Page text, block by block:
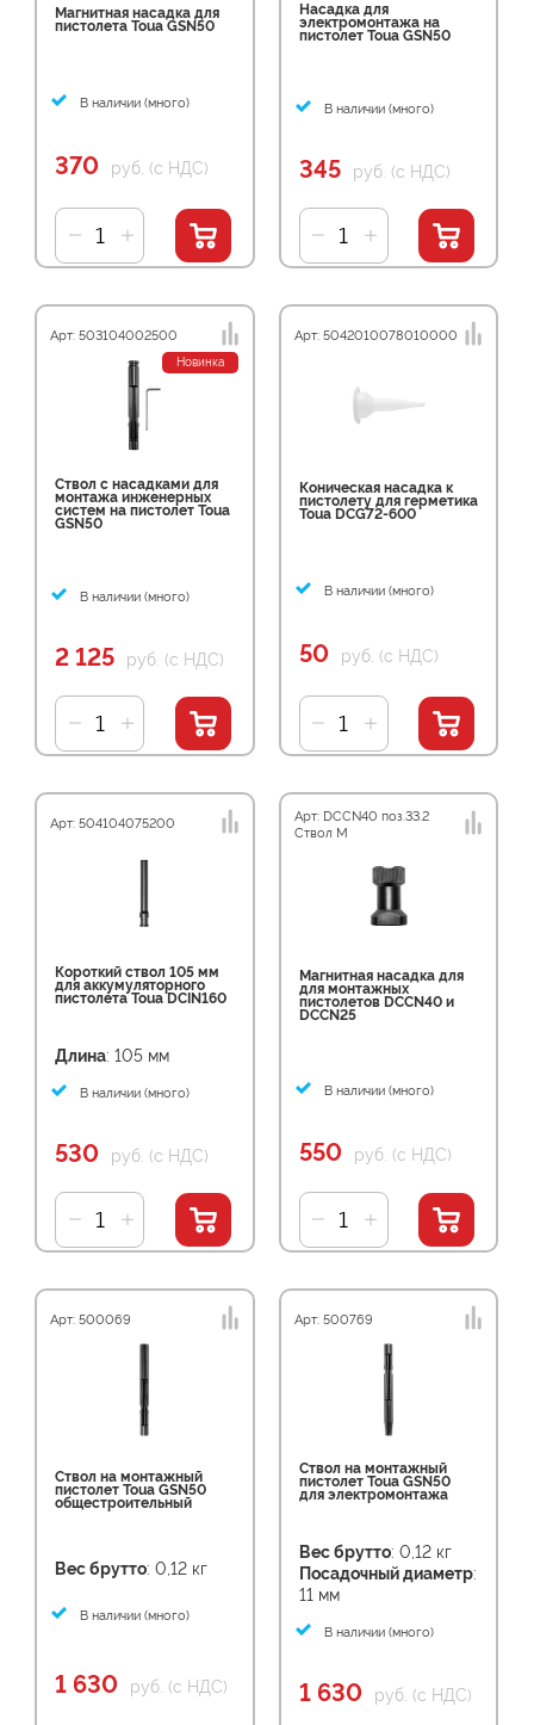
Магнитная насадка для
пистолета Toua GSN50
В наличии (много)
370 руб. (с НДС)
Насадка для
электромонтажа на
пистолет Toua GSN50
В наличии (много)
345 руб. (с НДС)
Арт: 503104002500
Новинка
Ствол с насадками для
монтажа инженерных
систем на пистолет Toua
GSN50
В наличии (много)
2 125 руб. (с НДС)
Арт: 5042010078010000
Коническая насадка к
пистолету для герметика
Toua DCG72-600
В наличии (много)
50 руб. (с НДС)
Арт: 504104075200
Короткий ствол 105 мм
для аккумуляторного
пистолета Toua DCIN160
Длина: 105 мм
В наличии (много)
530 руб. (с НДС)
Арт: DCCN40 поз.33.2
Ствол M
Магнитная насадка для
для монтажных
пистолетов DCCN40 и
DCCN25
В наличии (много)
550 руб. (с НДС)
Арт: 500069
Ствол на монтажный
пистолет Toua GSN50
общестроительный
Вес брутто: 0,12 кг
В наличии (много)
1 630 руб. (с НДС)
Арт: 500769
Ствол на монтажный
пистолет Toua GSN50
для электромонтажа
Вес брутто: 0,12 кг
Посадочный диаметр:
11 мм
В наличии (много)
1 630 руб. (с НДС)